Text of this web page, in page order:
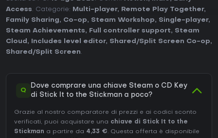
Access. Categorie: Multi-player, Remote Play Together,
Family Sharing, Co-op, Steam Workshop, Single-player,
Steam Achievements, Full controller support, Steam
Cloud , Includes level editor, Shared/Split Screen Co-op,
Shared/Split Screen.
Q
Dove comprare una chiave Steam o CD Key
di Stick It to the Stickman a poco?
Grazie al nostro comparatore di prezzi e ai codici sconto
verificati, puoi acquistare una chiave di Stick It to the
Stickman a partire da 4,33 €. Questa offerta è disponibile